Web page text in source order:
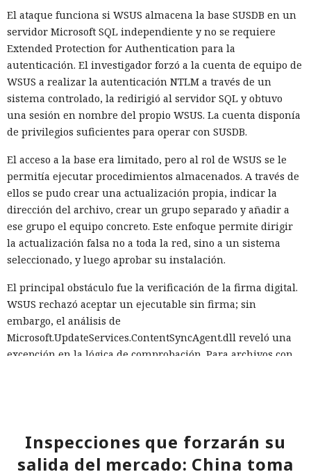
El ataque funciona si WSUS almacena la base SUSDB en un
servidor Microsoft SQL independiente y no se requiere
Extended Protection for Authentication para la
autenticación. El investigador forzó a la cuenta de equipo de
WSUS a realizar la autenticación NTLM a través de un
sistema controlado, la redirigió al servidor SQL y obtuvo
una sesión en nombre del propio WSUS. La cuenta disponía
de privilegios suficientes para operar con SUSDB.
El acceso a la base era limitado, pero al rol de WSUS se le
permitía ejecutar procedimientos almacenados. A través de
ellos se pudo crear una actualización propia, indicar la
dirección del archivo, crear un grupo separado y añadir a
ese grupo el equipo concreto. Este enfoque permite dirigir
la actualización falsa no a toda la red, sino a un sistema
seleccionado, y luego aprobar su instalación.
El principal obstáculo fue la verificación de la firma digital.
WSUS rechazó aceptar un ejecutable sin firma; sin
embargo, el análisis de
Microsoft.UpdateServices.ContentSyncAgent.dll reveló una
excepción en la lógica de comprobación. Para archivos con
de trabajo de prueba instaló la carga y se conectó con éxito
al servidor de control. Con la política de descarga e
Inspecciones que forzarán su
salida del mercado: China toma